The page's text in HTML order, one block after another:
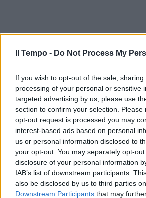
Il Tempo - Do Not Process My
If you wish to opt-out of the sale,
processing of your personal or sensitive
targeted advertising by us, please use
section to confirm your selection.
opt-out request is processed you may
interest-based ads based on personal
us or personal information disclosed to
your opt-out. You may separately opt-
disclosure of your personal information
IAB’s list of downstream participants.
also be disclosed by us to third parties
Downstream Participants that may